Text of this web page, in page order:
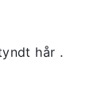
hår .